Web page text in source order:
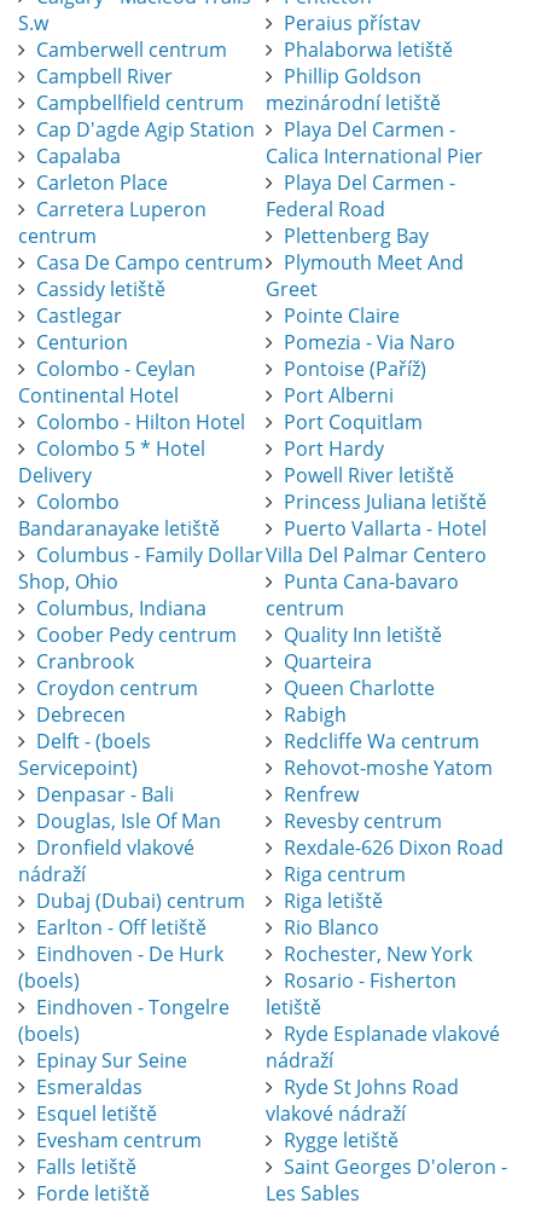
S.w
Camberwell centrum
Campbell River
Campbellfield centrum
Cap D'agde Agip Station
Capalaba
Carleton Place
Carretera Luperon
centrum
Casa De Campo centrum
Cassidy letiště
Castlegar
Centurion
Colombo - Ceylan
Continental Hotel
Colombo - Hilton Hotel
Colombo 5 * Hotel
Delivery
Colombo
Bandaranayake letiště
Columbus - Family Dollar
Shop, Ohio
Columbus, Indiana
Coober Pedy centrum
Cranbrook
Croydon centrum
Debrecen
Delft - (boels
Servicepoint)
Denpasar - Bali
Douglas, Isle Of Man
Dronfield vlakové
nádraží
Dubaj (Dubai) centrum
Earlton - Off letiště
Eindhoven - De Hurk
(boels)
Eindhoven - Tongelre
(boels)
Epinay Sur Seine
Esmeraldas
Esquel letiště
Evesham centrum
Falls letiště
Forde letiště
Peraius přístav
Phalaborwa letiště
Phillip Goldson
mezinárodní letiště
Playa Del Carmen -
Calica International Pier
Playa Del Carmen -
Federal Road
Plettenberg Bay
Plymouth Meet And
Greet
Pointe Claire
Pomezia - Via Naro
Pontoise (Paříž)
Port Alberni
Port Coquitlam
Port Hardy
Powell River letiště
Princess Juliana letiště
Puerto Vallarta - Hotel
Villa Del Palmar Centero
Punta Cana-bavaro
centrum
Quality Inn letiště
Quarteira
Queen Charlotte
Rabigh
Redcliffe Wa centrum
Rehovot-moshe Yatom
Renfrew
Revesby centrum
Rexdale-626 Dixon Road
Riga centrum
Riga letiště
Rio Blanco
Rochester, New York
Rosario - Fisherton
letiště
Ryde Esplanade vlakové
nádraží
Ryde St Johns Road
vlakové nádraží
Rygge letiště
Saint Georges D'oleron -
Les Sables